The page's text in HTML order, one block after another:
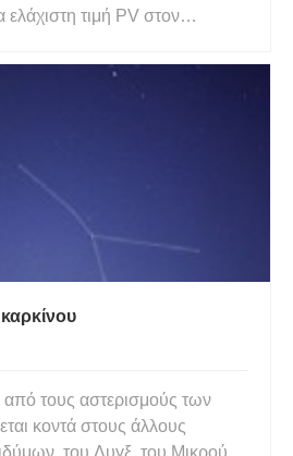
τιμή PV στον
δίνη με υψηλή PV. Το
από τους αστερισμούς των
κοντά στους άλλους